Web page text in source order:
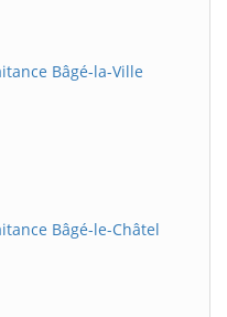
Bâgé-la-Ville
Bâgé-le-Châtel